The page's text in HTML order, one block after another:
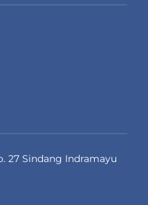
27 Sindang Indramayu